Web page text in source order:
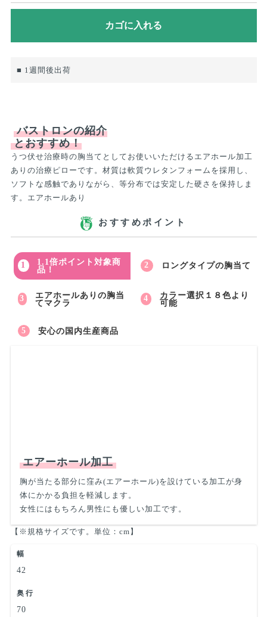
■ 1週間後出荷
バストロンの紹介
とおすすめ！
うつ伏せ治療時の胸当てとしてお使いいただけるエアホール加工
ありの治療ピローです。材質は軟質ウレタンフォームを採用し、
ソフトな感触でありながら、等分布では安定した硬さを保持しま
す。エアホールあり
おすすめポイント
1.1倍ポイント対象商
品！
ロングタイプの胸当て
エアホールありの胸当
てマクラ
カラー選択１８色より
可能
安心の国内生産商品
エアーホール加工
胸が当たる部分に窪み(エアーホール)を設けている加工が身
体にかかる負担を軽減します。
女性にはもちろん男性にも優しい加工です。
【※規格サイズです。単位：cm】
幅
42
奥行
70